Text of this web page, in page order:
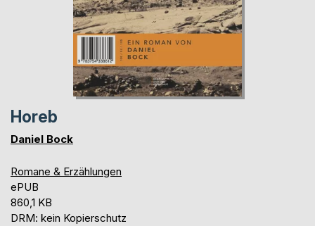
Horeb
Daniel Bock
Romane & Erzählungen
ePUB
860,1 KB
DRM: kein Kopierschutz